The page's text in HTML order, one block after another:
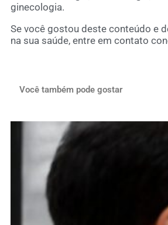
ginecologia.
Se você gostou deste conteúdo e
na sua saúde, entre em contato
Você também pode gostar